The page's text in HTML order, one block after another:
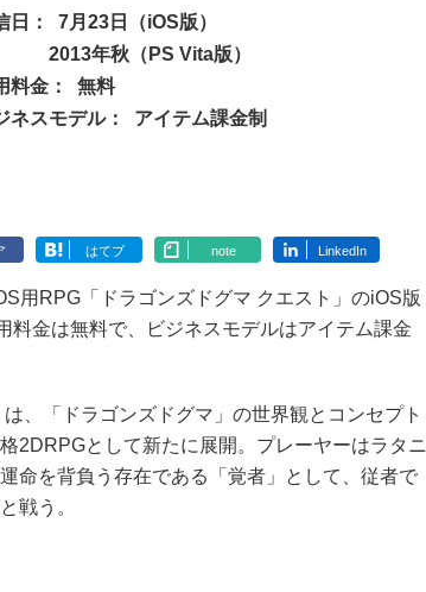
日：
7月23日（iOS版）
2013年秋（PS Vita版）
料金：
無料
ネスモデル：
アイテム課金制
はてブ note LinkedIn
用RPG「ドラゴンズドグマ クエスト」のiOS版
料金は無料で、ビジネスモデルはアイテム課金
、「ドラゴンズドグマ」の世界観とコンセプト
2DRPGとして新たに展開。プレーヤーはラタニ
命を背負う存在である「覚者」として、従者で
戦う。